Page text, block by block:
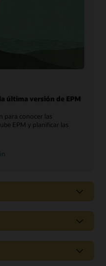
última versión de EPM
para conocer las
EPM y planificar las